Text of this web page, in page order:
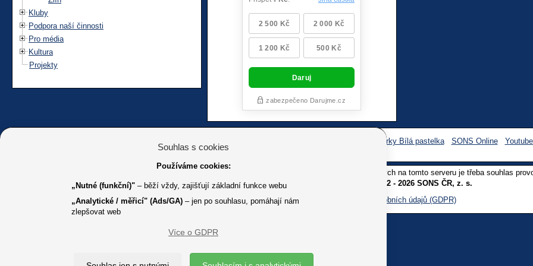
Kluby
Podpora naší činnosti
Pro média
Kultura
Projekty
Facebook sbírky Bílá pastelka SONS Online
K jakémukoliv užití textů a obrázků uvedených na tomto serveru je třeba souhlas
Copyright © 2012 - 2026 SONS ČR, z. s.
Ochrana osobních údajů (GDPR)
Souhlas s cookies
Používáme cookies:
„Nutné (funkční)" – běží vždy, zajišťují základní funkce webu
„Analytické / měřicí" (Ads/GA) – jen po souhlasu, pomáhají nám
zlepšovat web
Více o GDPR